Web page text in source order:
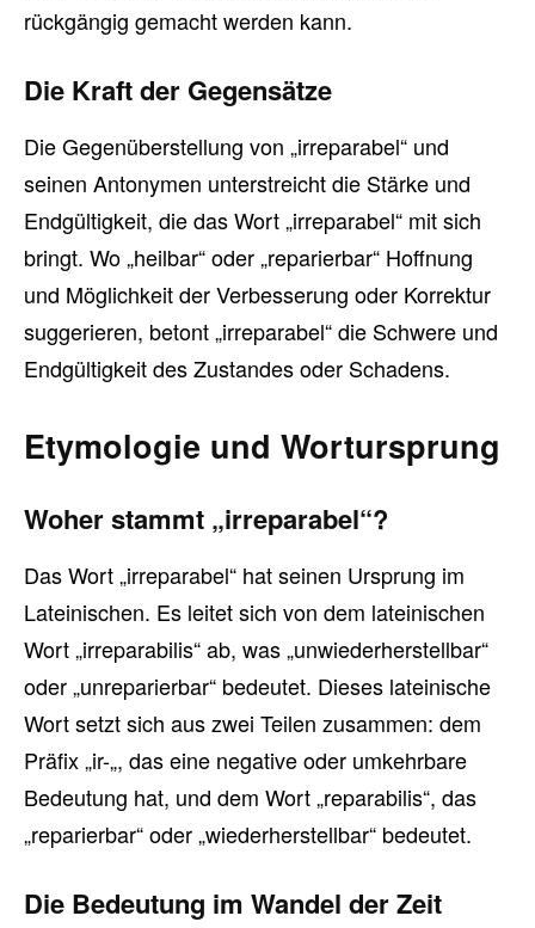
rückgängig gemacht werden kann.
Die Kraft der Gegensätze
Die Gegenüberstellung von „irreparabel“ und
seinen Antonymen unterstreicht die Stärke und
Endgültigkeit, die das Wort „irreparabel“ mit sich
bringt. Wo „heilbar“ oder „reparierbar“ Hoffnung
und Möglichkeit der Verbesserung oder Korrektur
suggerieren, betont „irreparabel“ die Schwere und
Endgültigkeit des Zustandes oder Schadens.
Etymologie und Wortursprung
Woher stammt „irreparabel“?
Das Wort „irreparabel“ hat seinen Ursprung im
Lateinischen. Es leitet sich von dem lateinischen
Wort „irreparabilis“ ab, was „unwiederherstellbar“
oder „unreparierbar“ bedeutet. Dieses lateinische
Wort setzt sich aus zwei Teilen zusammen: dem
Präfix „ir-„, das eine negative oder umkehrbare
Bedeutung hat, und dem Wort „reparabilis“, das
„reparierbar“ oder „wiederherstellbar“ bedeutet.
Die Bedeutung im Wandel der Zeit